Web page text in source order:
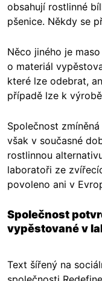
obsahují rostlinné
pšenice. Někdy se
Něco jiného je
o materiál
které lze odebrat,
případě lze k
Společnost
však v současné
rostlinnou
laboratoři ze
povoleno ani v
Společnost
vypěstované v
Text šířený na